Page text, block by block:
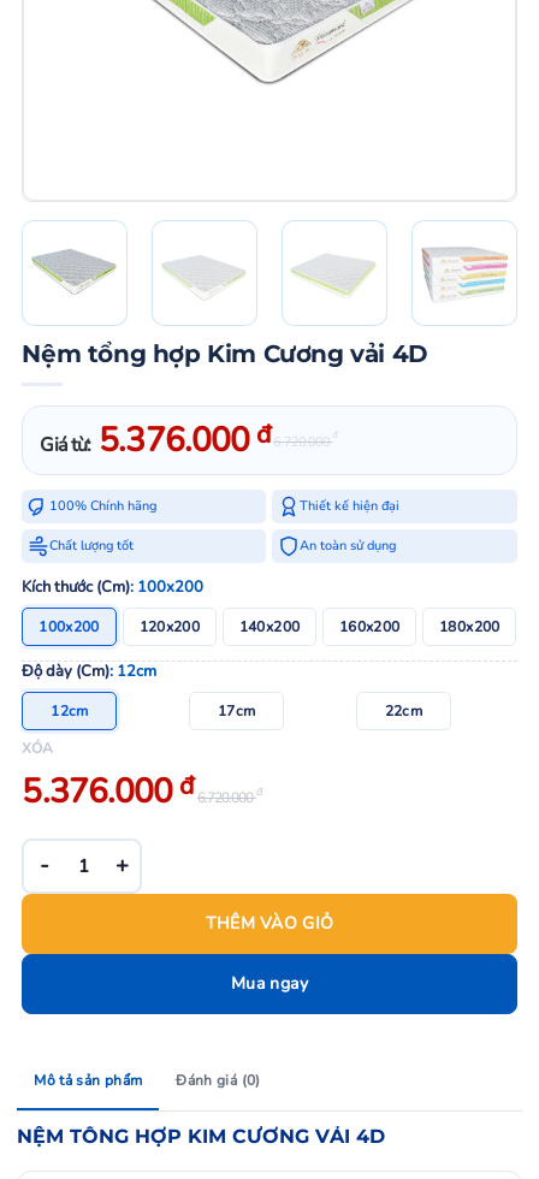
Nệm tổng hợp Kim Cương vải 4D
Giá từ: 5.376.000 đ 6.720.000đ
100% Chính hãng Thiết kế hiện đại
Chất lượng tốt An toàn sử dụng
Kích thước (Cm): 100x200
100x200 120x200 140x200 160x200 180x200
Độ dày (Cm): 12cm
12cm 17cm
22cm
XÓA
5.376.000 đ
Giá
bán:
5.376.000 đ.
6.720.000đ
Giá
gốc:
6.720.000 đ.
Nệm tổng hợp Kim Cương vải 4D số lượng
THÊM VÀO GIỎ
Mua ngay
Mô tả sản phẩm Đánh giá (0)
NỆM TỔNG HỢP KIM CƯƠNG VẢI 4D